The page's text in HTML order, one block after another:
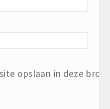
opslaan in deze